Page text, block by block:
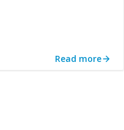
Read more